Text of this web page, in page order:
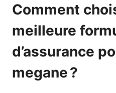
Comment
meilleure
d’assurance
megane ?